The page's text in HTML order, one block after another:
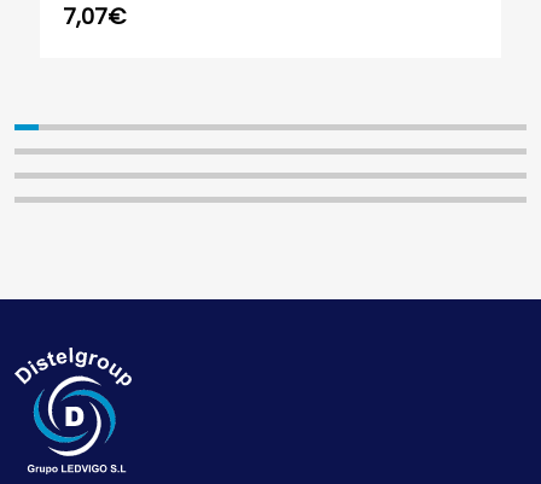
7,07€